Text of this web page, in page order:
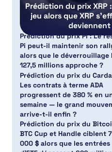
Prédiction du prix XRP
jeu alors que XRP
Prédiction du prix PI : Le
Pi peut-il maintenir son
alors que le déverrouillage
127,5 millions approche ?
Prédiction du prix du
Les contrats à terme ADA
progressent de 380 % en
semaine — le grand
arrive-t-il enfin ?
Prédiction du prix du
BTC Cup et Handle ciblent
000 $ alors que les entrées